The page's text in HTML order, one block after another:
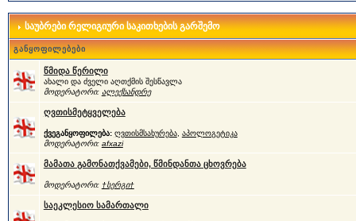
საუბრები რელიგიური საკითხების გარშემო
განყოფილებები
წმიდა წერილი
ახალი და ძველი აღთქმის შესწავლა
მოდერატორი: ალექსანდრე
ღვთისმეტყველება
ქვეგანყოფილება: ღვთისმსახურება, აპოლოგეტიკა
მოდერატორი: afxazi
მამათა გამონათქვამები, წმინდანთა ცხოვრება
მოდერატორი: †სერგი†
საეკლესიო სამართალი